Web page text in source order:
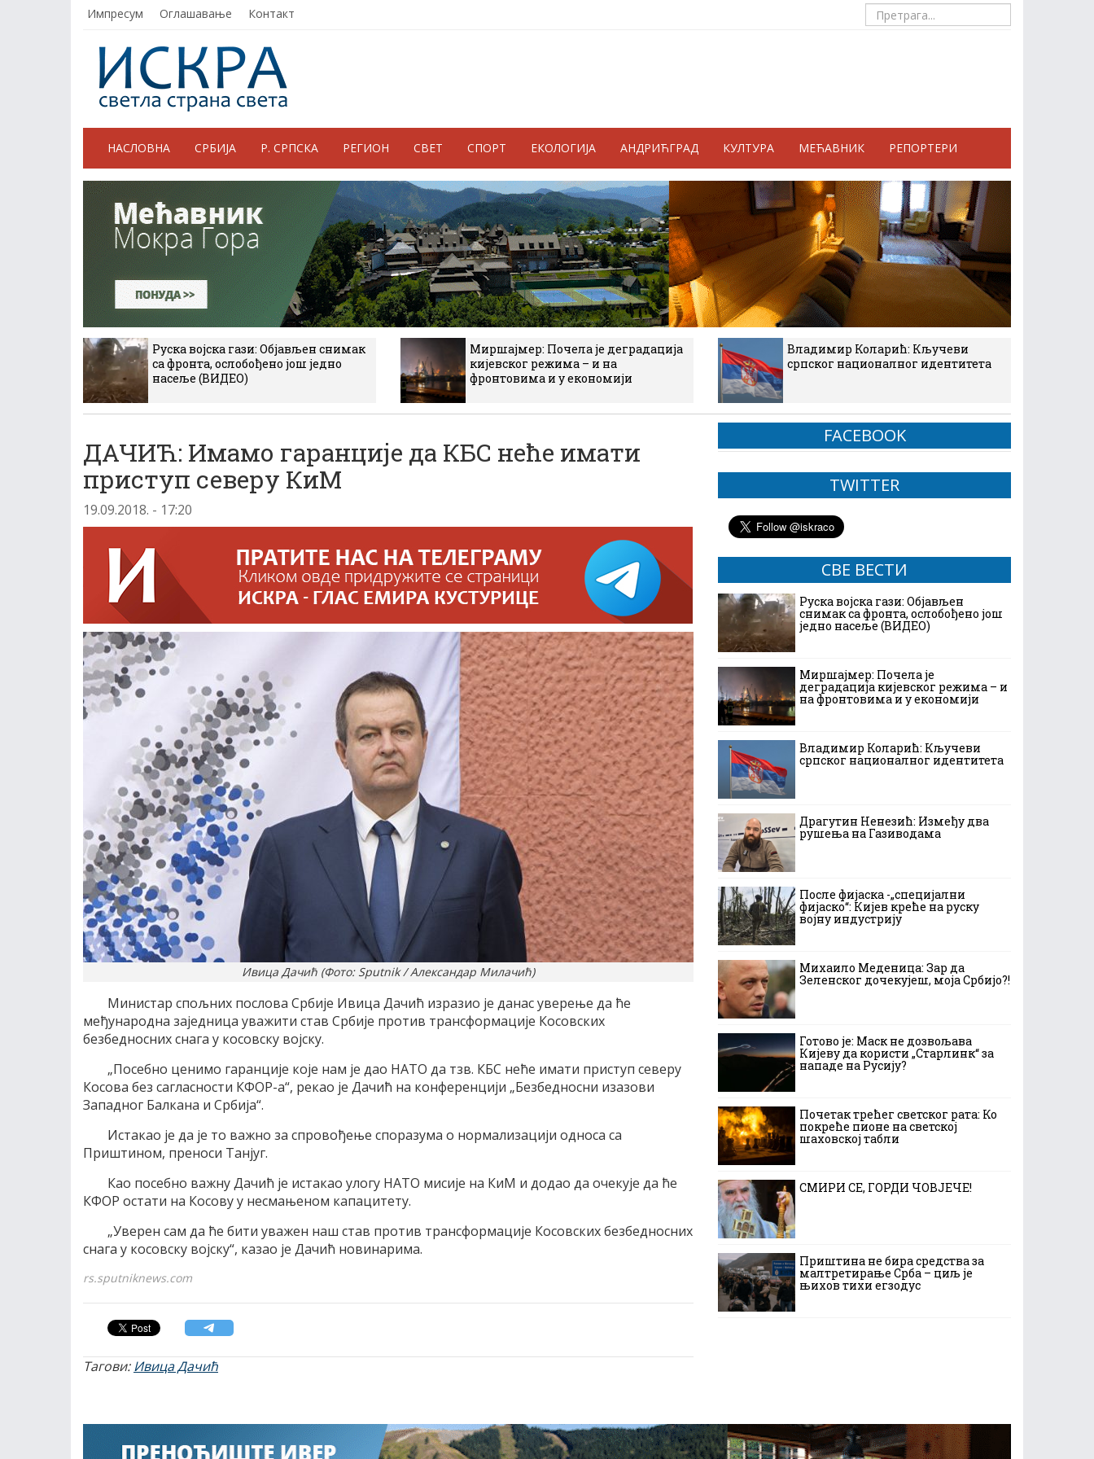
Импресум Оглашавање Контакт
НАСЛОВНА СРБИЈА Р. СРПСКА РЕГИОН СВЕТ СПОРТ ЕКОЛОГИЈА АНДРИЋГРАД КУЛТУРА МЕЋАВНИК РЕПОРТЕРИ
Руска војска гази: Објављен снимак
са фронта, ослобођено још једно
насеље (ВИДЕО)
Миршајмер: Почела је деградација
кијевског режима – и на
фронтовима и у економији
Владимир Коларић: Кључеви
српског националног идентитета
ДАЧИЋ: Имамо гаранције да КБС неће имати
приступ северу КиМ
19.09.2018. - 17:20
Ивица Дачић (Фото: Sputnik / Александар Милачић)
Министар спољних послова Србије Ивица Дачић изразио је данас уверење да ће
међународна заједница уважити став Србије против трансформације Косовских
безбедносних снага у косовску војску.
„Посебно ценимо гаранције које нам је дао НАТО да тзв. КБС неће имати приступ северу
Косова без сагласности КФОР-а“, рекао је Дачић на конференцији „Безбедносни изазови
Западног Балкана и Србија“.
Истакао је да је то важно за спровођење споразума о нормализацији односа са
Приштином, преноси Танјуг.
Као посебно важну Дачић је истакао улогу НАТО мисије на КиМ и додао да очекује да ће
КФОР остати на Косову у несмањеном капацитету.
„Уверен сам да ће бити уважен наш став против трансформације Косовских безбедносних
снага у косовску војску“, казао је Дачић новинарима.
rs.sputniknews.com
Тагови:Ивица Дачић
FACEBOOK
TWITTER
СВЕ ВЕСТИ
Руска војска гази: Објављен
снимак са фронта, ослобођено још
једно насеље (ВИДЕО)
Миршајмер: Почела је
деградација кијевског режима – и
на фронтовима и у економији
Владимир Коларић: Кључеви
српског националног идентитета
Драгутин Ненезић: Између два
рушења на Газиводама
После фијаска -„специјални
фијаско“: Кијев креће на руску
војну индустрију
Михаило Меденица: Зар да
Зеленског дочекујеш, моја Србијо?!
Готово је: Маск не дозвољава
Кијеву да користи „Старлинк“ за
нападе на Русију?
Почетак трећег светског рата: Ко
покреће пионе на светској
шаховској табли
СМИРИ СЕ, ГОРДИ ЧОВЈЕЧЕ!
Приштина не бира средства за
малтретирање Срба – циљ је
њихов тихи егзодус